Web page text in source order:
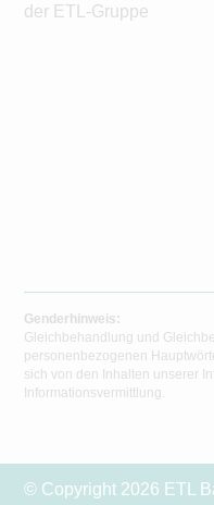
der ETL-Gruppe
Genderhinweis:
Gleichbehandlung und
personenbezogenen
sich von den Inhalten unserer
Informationsvermittlung.
© Copyright 2026 ETL